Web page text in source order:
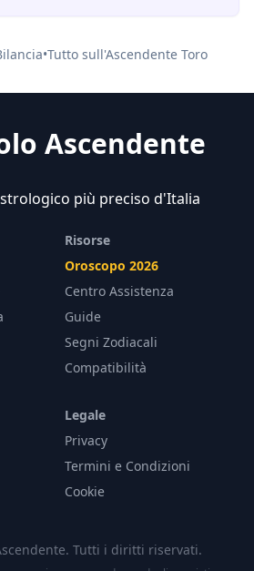
•Tutto sull'Ascendente Toro
Ascendente
più preciso d'Italia
Risorse
Oroscopo 2026
Centro Assistenza
Guide
Segni Zodiacali
Compatibilità
Legale
Privacy
Termini e Condizioni
Cookie
Tutti i diritti riservati.